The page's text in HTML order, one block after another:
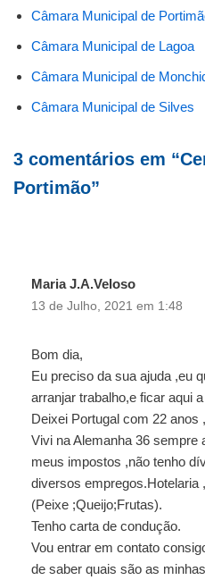
Câmara Municipal de
Câmara Municipal de Lagoa
Câmara Municipal de
Câmara Municipal de Silves
3 comentários em
Portimão”
Maria J.A.Veloso
13 de Julho, 2021 em 1:48
Bom dia,
Eu preciso da sua ajuda ,eu
arranjar trabalho,e ficar aqui
Deixei Portugal com 22 anos
Vivi na Alemanha 36 sempre
meus impostos ,não tenho
diversos empregos.Hotelaria
(Peixe ;Queijo;Frutas).
Tenho carta de condução.
Vou entrar em contato
de saber quais são as